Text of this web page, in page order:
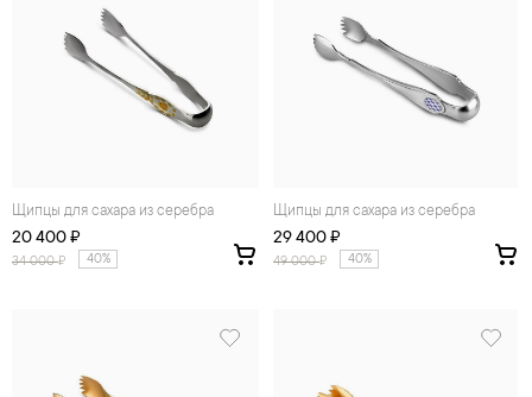
Щипцы для сахара из серебра
20 400 ₽
34 000₽ 40%
Щипцы для сахара из серебра
29 400 ₽
49 000₽ 40%